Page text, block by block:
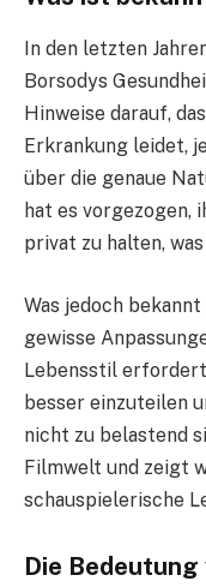
In den letzten
Borsodys
Hinweise darauf,
Erkrankung leidet,
über die genaue
hat es vorgezogen,
privat zu halten,
Was jedoch
gewisse
Lebensstil
besser einzuteilen
nicht zu belastend
Filmwelt und zeigt
schauspielerische
Die